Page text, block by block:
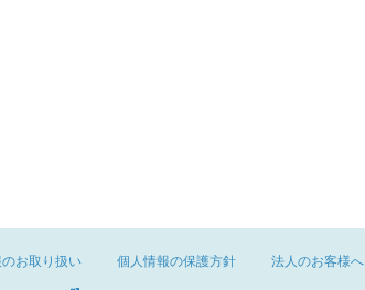
お取り扱い 個人情報の保護方針 法人のお客様へ